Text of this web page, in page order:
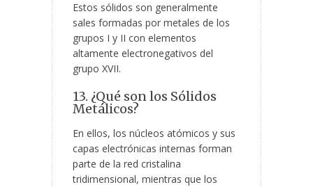
Estos sólidos son generalmente
sales formadas por metales de los
grupos I y II con elementos
altamente electronegativos del
grupo XVII.
13. ¿Qué son los Sólidos
Metálicos?
En ellos, los núcleos atómicos y sus
capas electrónicas internas forman
parte de la red cristalina
tridimensional, mientras que los